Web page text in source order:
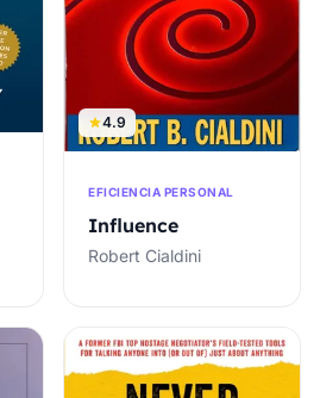
4.9
EFICIENCIA PERSONAL
Influence
Robert Cialdini